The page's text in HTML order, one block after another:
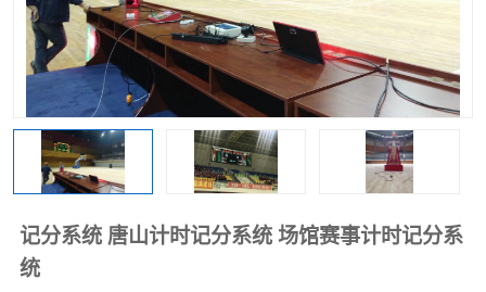
记分系统 唐山计时记分系统 场馆赛事计时记分系
统